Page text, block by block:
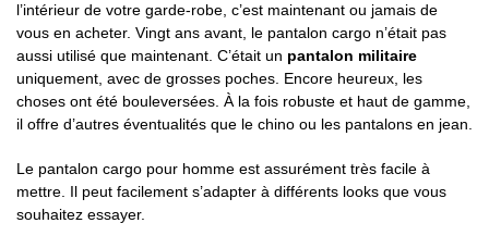
l’intérieur de votre garde-robe, c’est maintenant ou jamais de
vous en acheter. Vingt ans avant, le pantalon cargo n’était pas
aussi utilisé que maintenant. C’était un pantalon militaire
uniquement, avec de grosses poches. Encore heureux, les
choses ont été bouleversées. À la fois robuste et haut de gamme,
il offre d’autres éventualités que le chino ou les pantalons en jean.
Le pantalon cargo pour homme est assurément très facile à
mettre. Il peut facilement s’adapter à différents looks que vous
souhaitez essayer.